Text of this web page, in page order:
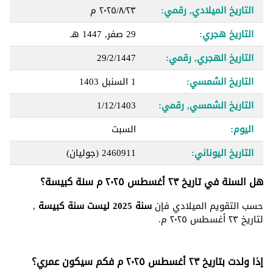
التاريخ الميلادي, رقمي:
٢٣‏/٨‏/٢٠٢٥ م
التاريخ هجري:
29 صفر, 1447 هـ
التاريخ الهجري, رقمي:
29/2/1447
التاريخ الشمسي:
1 السنبل 1403
التاريخ الشمسي, رقمي:
1/12/1403
اليوم:
السبت
التاريخ اليوناني:
2460911(جوليان)
هل السنة في تاريخ ٢٣ أغسطس ٢٠٢٥ م سنة كبيسة؟
حسب التقويم الميلادي فإن سنة 2025 ليست سنة كبيسة ,
لتاريخ ٢٣ أغسطس ٢٠٢٥ م.
إذا ولدت بتاريخ ٢٣ أغسطس ٢٠٢٥ م فكم سيكون عمري؟